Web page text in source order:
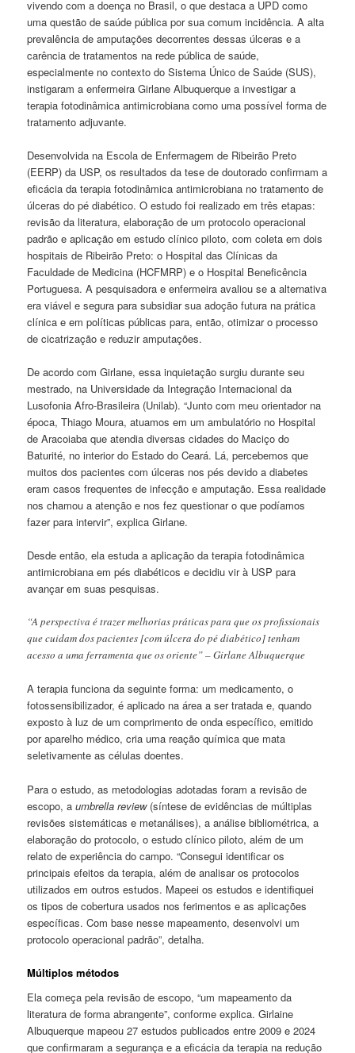
vivendo com a doença no Brasil, o que destaca a UPD como
uma questão de saúde pública por sua comum incidência. A alta
prevalência de amputações decorrentes dessas úlceras e a
carência de tratamentos na rede pública de saúde,
especialmente no contexto do Sistema Único de Saúde (SUS),
instigaram a enfermeira Girlane Albuquerque a investigar a
terapia fotodinâmica antimicrobiana como uma possível forma de
tratamento adjuvante.
Desenvolvida na Escola de Enfermagem de Ribeirão Preto
(EERP) da USP, os resultados da tese de doutorado confirmam a
eficácia da terapia fotodinâmica antimicrobiana no tratamento de
úlceras do pé diabético. O estudo foi realizado em três etapas:
revisão da literatura, elaboração de um protocolo operacional
padrão e aplicação em estudo clínico piloto, com coleta em dois
hospitais de Ribeirão Preto: o Hospital das Clínicas da
Faculdade de Medicina (HCFMRP) e o Hospital Beneficência
Portuguesa. A pesquisadora e enfermeira avaliou se a alternativa
era viável e segura para subsidiar sua adoção futura na prática
clínica e em políticas públicas para, então, otimizar o processo
de cicatrização e reduzir amputações.
De acordo com Girlane, essa inquietação surgiu durante seu
mestrado, na Universidade da Integração Internacional da
Lusofonia Afro-Brasileira (Unilab). “Junto com meu orientador na
época, Thiago Moura, atuamos em um ambulatório no Hospital
de Aracoiaba que atendia diversas cidades do Maciço do
Baturité, no interior do Estado do Ceará. Lá, percebemos que
muitos dos pacientes com úlceras nos pés devido a diabetes
eram casos frequentes de infecção e amputação. Essa realidade
nos chamou a atenção e nos fez questionar o que podíamos
fazer para intervir”, explica Girlane.
Desde então, ela estuda a aplicação da terapia fotodinâmica
antimicrobiana em pés diabéticos e decidiu vir à USP para
avançar em suas pesquisas.
“A perspectiva é trazer melhorias práticas para que os profissionais
que cuidam dos pacientes [com úlcera do pé diabético] tenham
acesso a uma ferramenta que os oriente” – Girlane Albuquerque
A terapia funciona da seguinte forma: um medicamento, o
fotossensibilizador, é aplicado na área a ser tratada e, quando
exposto à luz de um comprimento de onda específico, emitido
por aparelho médico, cria uma reação química que mata
seletivamente as células doentes.
Para o estudo, as metodologias adotadas foram a revisão de
escopo, aumbrella review (síntese de evidências de múltiplas
revisões sistemáticas e metanálises), a análise bibliométrica, a
elaboração do protocolo, o estudo clínico piloto, além de um
relato de experiência do campo. “Consegui identificar os
principais efeitos da terapia, além de analisar os protocolos
utilizados em outros estudos. Mapeei os estudos e identifiquei
os tipos de cobertura usados nos ferimentos e as aplicações
específicas. Com base nesse mapeamento, desenvolvi um
protocolo operacional padrão”, detalha.
Múltiplos métodos
Ela começa pela revisão de escopo, “um mapeamento da
literatura de forma abrangente”, conforme explica. Girlaine
Albuquerque mapeou 27 estudos publicados entre 2009 e 2024
que confirmaram a segurança e a eficácia da terapia na redução